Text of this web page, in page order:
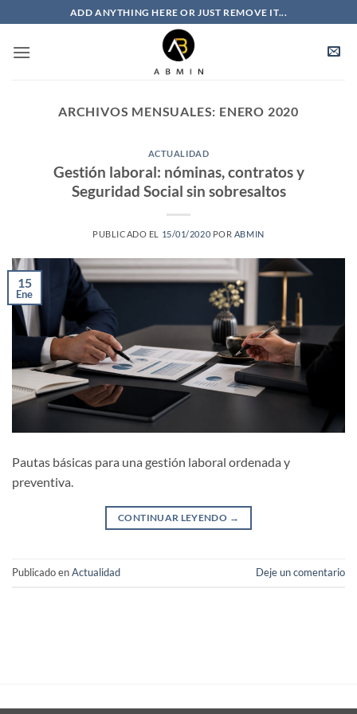
al
contenido
ADD ANYTHING HERE OR JUST REMOVE IT...
ARCHIVOS MENSUALES: ENERO 2020
ACTUALIDAD
Gestión laboral: nóminas, contratos y
Seguridad Social sin sobresaltos
PUBLICADO EL 15/01/2020 POR ABMIN
15
Ene
Pautas básicas para una gestión laboral ordenada y
preventiva.
CONTINUAR LEYENDO →
Publicado enActualidad Deje un comentario